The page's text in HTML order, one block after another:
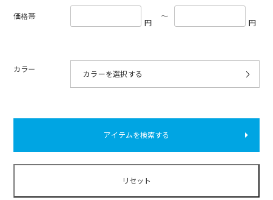
価格帯
円
〜
円
カラー
カラーを選択する